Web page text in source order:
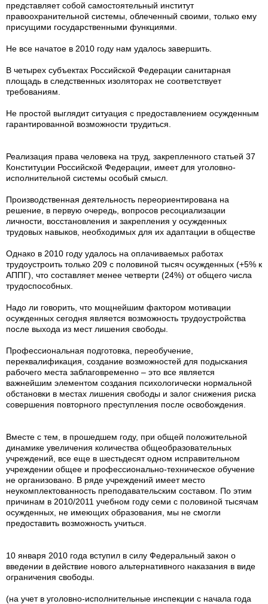
представляет собой самостоятельный институт
правоохранительной системы, облеченный своими, только ему
присущими государственными функциями.
Не все начатое в 2010 году нам удалось завершить.
В четырех субъектах Российской Федерации санитарная
площадь в следственных изоляторах не соответствует
требованиям.
Не простой выглядит ситуация с предоставлением осужденным
гарантированной возможности трудиться.
Реализация права человека на труд, закрепленного статьей 37
Конституции Российской Федерации, имеет для уголовно-
исполнительной системы особый смысл.
Производственная деятельность переориентирована на
решение, в первую очередь, вопросов ресоциализации
личности, восстановления и закрепления у осужденных
трудовых навыков, необходимых для их адаптации в обществе
Однако в 2010 году удалось на оплачиваемых работах
трудоустроить только 209 с половиной тысяч осужденных (+5% к
АППГ), что составляет менее четверти (24%) от общего числа
трудоспособных.
Надо ли говорить, что мощнейшим фактором мотивации
осужденных сегодня является возможность трудоустройства
после выхода из мест лишения свободы.
Профессиональная подготовка, переобучение,
переквалификация, создание возможностей для подыскания
рабочего места заблаговременно – это все является
важнейшим элементом создания психологически нормальной
обстановки в местах лишения свободы и залог снижения риска
совершения повторного преступления после освобождения.
Вместе с тем, в прошедшем году, при общей положительной
динамике увеличения количества общеобразовательных
учреждений, все еще в шестьдесят одном исправительном
учреждении общее и профессионально-техническое обучение
не организовано. В ряде учреждений имеет место
неукомплектованность преподавательским составом. По этим
причинам в 2010/2011 учебном году семи с половиной тысячам
осужденных, не имеющих образования, мы не смогли
предоставить возможность учиться.
10 января 2010 года вступил в силу Федеральный закон о
введении в действие нового альтернативного наказания в виде
ограничения свободы.
(на учет в уголовно-исполнительные инспекции с начала года